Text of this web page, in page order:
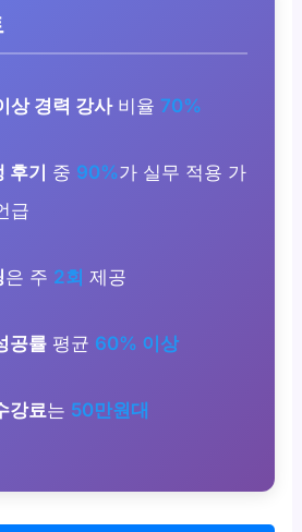
상 경력 강사비율 70%
후기 중 90%가 실무 적용 가
급
은 주 2회 제공
공률평균 60% 이상
강료는 50만원대